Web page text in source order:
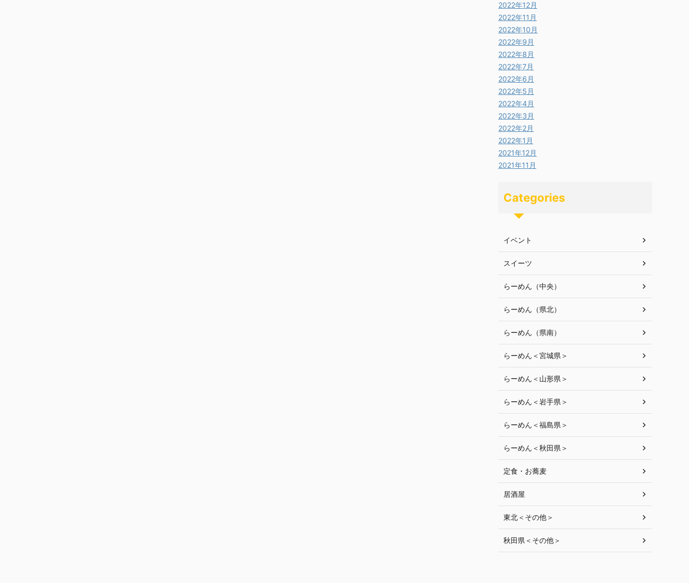
2022年12月
2022年11月
2022年10月
2022年9月
2022年8月
2022年7月
2022年6月
2022年5月
2022年4月
2022年3月
2022年2月
2022年1月
2021年12月
2021年11月
Categories
イベント
スイーツ
らーめん（中央）
らーめん（県北）
らーめん（県南）
らーめん＜宮城県＞
らーめん＜山形県＞
らーめん＜岩手県＞
らーめん＜福島県＞
らーめん＜秋田県＞
定食・お蕎麦
居酒屋
東北＜その他＞
秋田県＜その他＞